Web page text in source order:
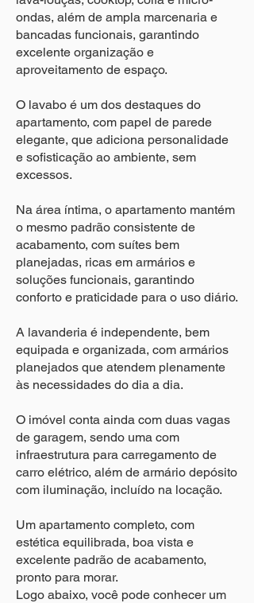
ondas, além de ampla marcenaria e
bancadas funcionais, garantindo
excelente organização e
aproveitamento de espaço.
O lavabo é um dos destaques do
apartamento, com papel de parede
elegante, que adiciona personalidade
e sofisticação ao ambiente, sem
excessos.
Na área íntima, o apartamento mantém
o mesmo padrão consistente de
acabamento, com suítes bem
planejadas, ricas em armários e
soluções funcionais, garantindo
conforto e praticidade para o uso diário.
A lavanderia é independente, bem
equipada e organizada, com armários
planejados que atendem plenamente
às necessidades do dia a dia.
O imóvel conta ainda com duas vagas
de garagem, sendo uma com
infraestrutura para carregamento de
carro elétrico, além de armário depósito
com iluminação, incluído na locação.
Um apartamento completo, com
estética equilibrada, boa vista e
excelente padrão de acabamento,
pronto para morar.
Logo abaixo, você pode conhecer um